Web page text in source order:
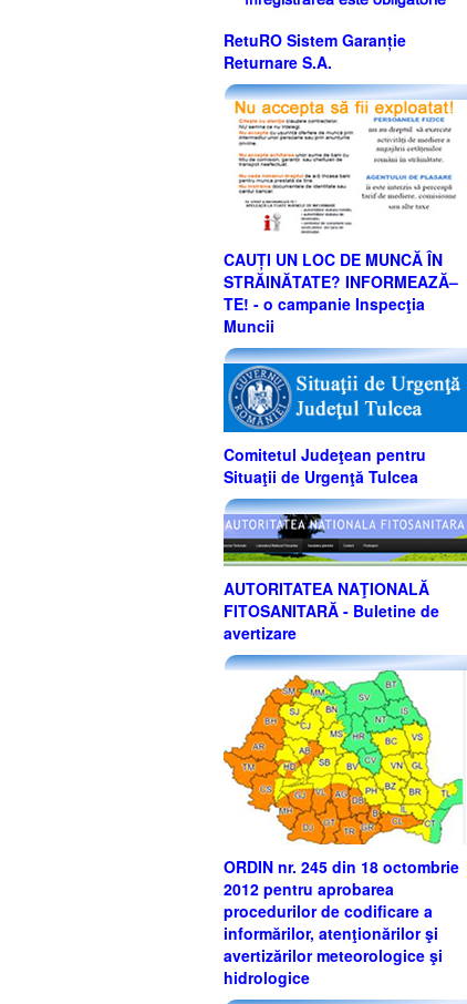
RetuRO Sistem Garanție
Returnare S.A.
CAUȚI UN LOC DE MUNCĂ ÎN
STRĂINĂTATE? INFORMEAZĂ–
TE! - o campanie Inspecţia
Muncii
Comitetul Judeţean pentru
Situaţii de Urgenţă Tulcea
AUTORITATEA NAŢIONALĂ
FITOSANITARĂ - Buletine de
avertizare
ORDIN nr. 245 din 18 octombrie
2012 pentru aprobarea
procedurilor de codificare a
informărilor, atenţionărilor şi
avertizărilor meteorologice şi
hidrologice